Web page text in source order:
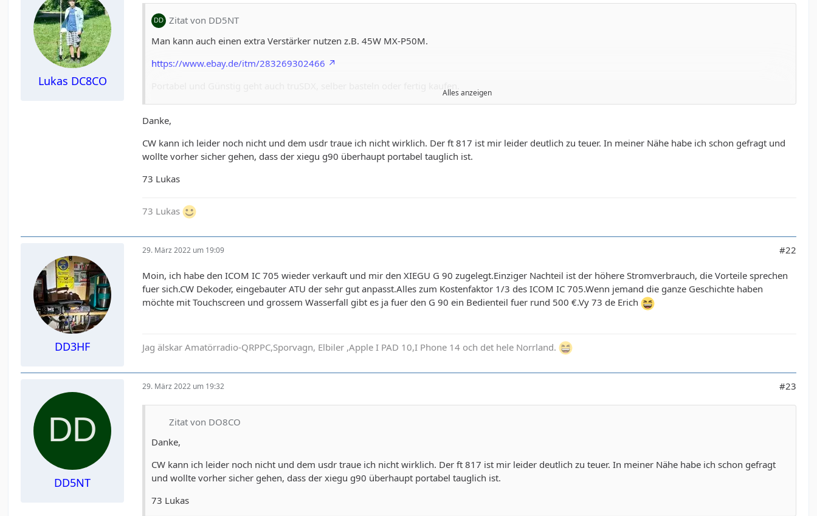
Lukas DC8CO
Zitat von DD5NT
Man kann auch einen extra Verstärker nutzen z.B. 45W MX-P50M.
https://www.ebay.de/itm/283269302466
CW only wäre QCX/QCX-Mini oder SW-3B.
Ansonsten macht man mit den Klassikern wie FT-817/818 auch nichts verkehrt. Bissl schwer, hat aber auch etwa zu bieten.
Ansonsten einfach mal in einem OV in der Nähe oder bei anderen OM/YL ein /p gerät probieren.
Alles anzeigen
Danke,
CW kann ich leider noch nicht und dem usdr traue ich nicht wirklich. Der ft 817 ist mir leider deutlich zu teuer. In meiner Nähe habe ich schon gefragt und
wollte vorher sicher gehen, dass der xiegu g90 überhaupt portabel tauglich ist.
73 Lukas
73 Lukas
DD3HF
29. März 2022 um 19:09 #22
Moin, ich habe den ICOM IC 705 wieder verkauft und mir den XIEGU G 90 zugelegt.Einziger Nachteil ist der höhere Stromverbrauch, die Vorteile sprechen
fuer sich.CW Dekoder, eingebauter ATU der sehr gut anpasst.Alles zum Kostenfaktor 1/3 des ICOM IC 705.Wenn jemand die ganze Geschichte haben
möchte mit Touchscreen und grossem Wasserfall gibt es ja fuer den G 90 ein Bedienteil fuer rund 500 €.Vy 73 de Erich
Jag älskar Amatörradio-QRPPC,Sporvagn, Elbiler ,Apple I PAD 10,I Phone 14 och det hele Norrland.
DD5NT
29. März 2022 um 19:32 #23
Zitat von DO8CO
Danke,
CW kann ich leider noch nicht und dem usdr traue ich nicht wirklich. Der ft 817 ist mir leider deutlich zu teuer. In meiner Nähe habe ich schon gefragt
und wollte vorher sicher gehen, dass der xiegu g90 überhaupt portabel tauglich ist.
73 Lukas